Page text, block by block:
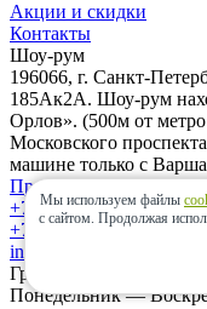
Акции и скидки
Контакты
Шоу-рум
196066, г. Санкт-
185Ак2А. Шоу-рум
Орлов». (500м от
Московского
машине только с
Проложить маршрут
+7 (962) 343-21-12
+7 (812) 985-58-85
info@ceramic-center.ru
График работы шоу-рума
Понедельник —
Мы используем файлы
с сайтом. Продолжая